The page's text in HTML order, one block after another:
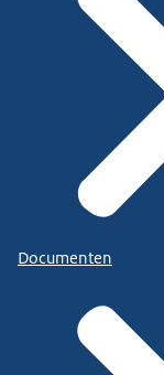
Documenten